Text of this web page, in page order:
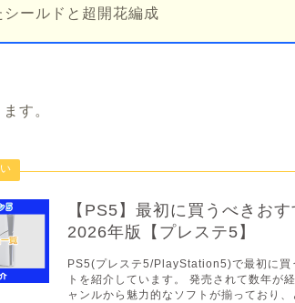
ールドと超開花編成
す。
【PS5】最初に買うべきお
2026年版【プレステ5】
PS5(プレステ5/PlayStation5)で最初に買
トを紹介しています。 発売されて数年が
ャンルから魅力的なソフトが揃っており